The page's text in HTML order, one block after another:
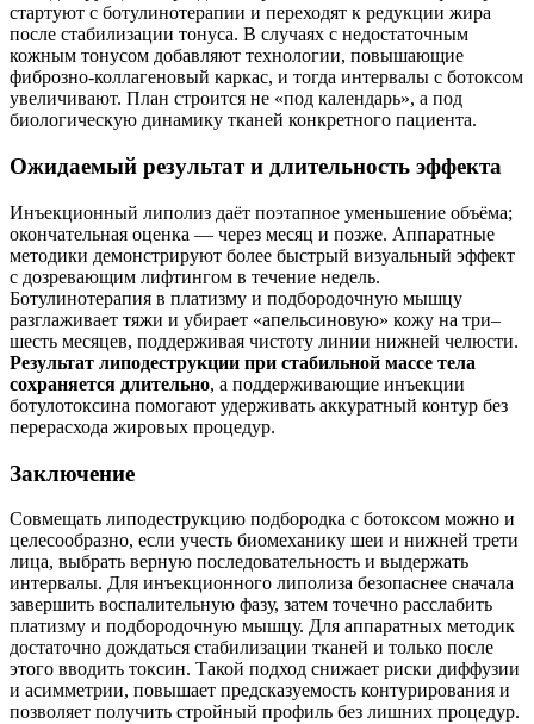
стартуют с ботулинотерапии и переходят к редукции жира
после стабилизации тонуса. В случаях с недостаточным
кожным тонусом добавляют технологии, повышающие
фиброзно‑коллагеновый каркас, и тогда интервалы с ботоксом
увеличивают. План строится не «под календарь», а под
биологическую динамику тканей конкретного пациента.
Ожидаемый результат и длительность эффекта
Инъекционный липолиз даёт поэтапное уменьшение объёма;
окончательная оценка — через месяц и позже. Аппаратные
методики демонстрируют более быстрый визуальный эффект
с дозревающим лифтингом в течение недель.
Ботулинотерапия в платизму и подбородочную мышцу
разглаживает тяжи и убирает «апельсиновую» кожу на три–
шесть месяцев, поддерживая чистоту линии нижней челюсти.
Результат липодеструкции при стабильной массе тела
сохраняется длительно, а поддерживающие инъекции
ботулотоксина помогают удерживать аккуратный контур без
перерасхода жировых процедур.
Заключение
Совмещать липодеструкцию подбородка с ботоксом можно и
целесообразно, если учесть биомеханику шеи и нижней трети
лица, выбрать верную последовательность и выдержать
интервалы. Для инъекционного липолиза безопаснее сначала
завершить воспалительную фазу, затем точечно расслабить
платизму и подбородочную мышцу. Для аппаратных методик
достаточно дождаться стабилизации тканей и только после
этого вводить токсин. Такой подход снижает риски диффузии
и асимметрии, повышает предсказуемость контурирования и
позволяет получить стройный профиль без лишних процедур.